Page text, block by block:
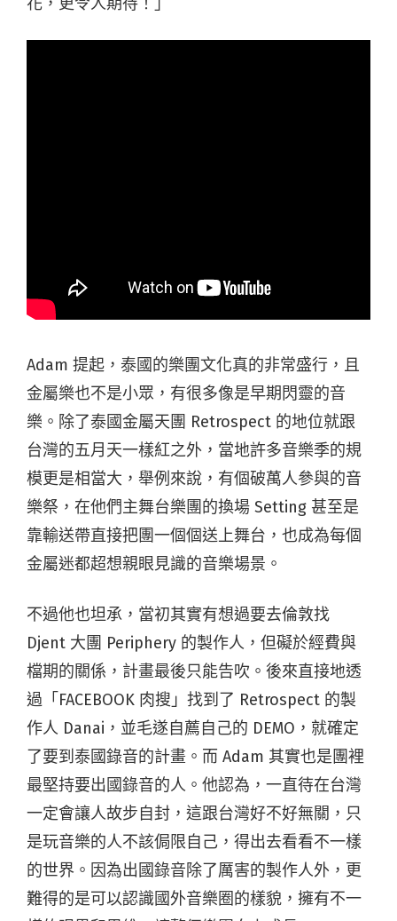
Adam 提起，泰國的樂團文化真的非常盛行，且
金屬樂也不是小眾，有很多像是早期閃靈的音
樂。除了泰國金屬天團 Retrospect 的地位就跟
台灣的五月天一樣紅之外，當地許多音樂季的規
模更是相當大，舉例來說，有個破萬人參與的音
樂祭，在他們主舞台樂團的換場 Setting 甚至是
靠輸送帶直接把團一個個送上舞台，也成為每個
金屬迷都超想親眼見識的音樂場景。
不過他也坦承，當初其實有想過要去倫敦找
Djent 大團 Periphery 的製作人，但礙於經費與
檔期的關係，計畫最後只能告吹。後來直接地透
過「FACEBOOK 肉搜」找到了 Retrospect 的製
作人 Danai，並毛遂自薦自己的 DEMO，就確定
了要到泰國錄音的計畫。而 Adam 其實也是團裡
最堅持要出國錄音的人。他認為，一直待在台灣
一定會讓人故步自封，這跟台灣好不好無關，只
是玩音樂的人不該侷限自己，得出去看看不一樣
的世界。因為出國錄音除了厲害的製作人外，更
難得的是可以認識國外音樂圈的樣貌，擁有不一